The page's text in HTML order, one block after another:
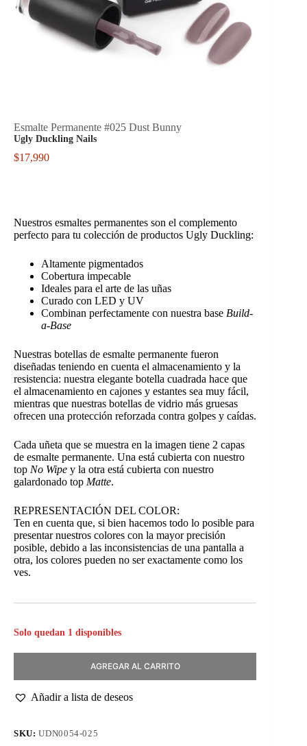
Esmalte Permanente #025 Dust Bunny
Ugly Duckling Nails
$17,990
Nuestros esmaltes permanentes son el complemento
perfecto para tu colección de productos Ugly Duckling:
Altamente pigmentados
Cobertura impecable
Ideales para el arte de las uñas
Curado con LED y UV
Combinan perfectamente con nuestra base Build-
a-Base
Nuestras botellas de esmalte permanente fueron
diseñadas teniendo en cuenta el almacenamiento y la
resistencia: nuestra elegante botella cuadrada hace que
el almacenamiento en cajones y estantes sea muy fácil,
mientras que nuestras botellas de vidrio más gruesas
ofrecen una protección reforzada contra golpes y caídas.
Cada uñeta que se muestra en la imagen tiene 2 capas
de esmalte permanente. Una está cubierta con nuestro
top No Wipe y la otra está cubierta con nuestro
galardonado top Matte.
REPRESENTACIÓN DEL COLOR:
Ten en cuenta que, si bien hacemos todo lo posible para
presentar nuestros colores con la mayor precisión
posible, debido a las inconsistencias de una pantalla a
otra, los colores pueden no ser exactamente como los
ves.
Solo quedan 1 disponibles
AGREGAR AL CARRITO
Añadir a lista de deseos
SKU:UDN0054-025